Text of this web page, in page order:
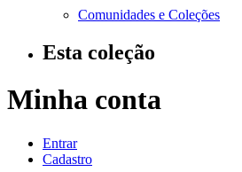
Comunidades e Coleções
Esta coleção
Minha conta
Entrar
Cadastro